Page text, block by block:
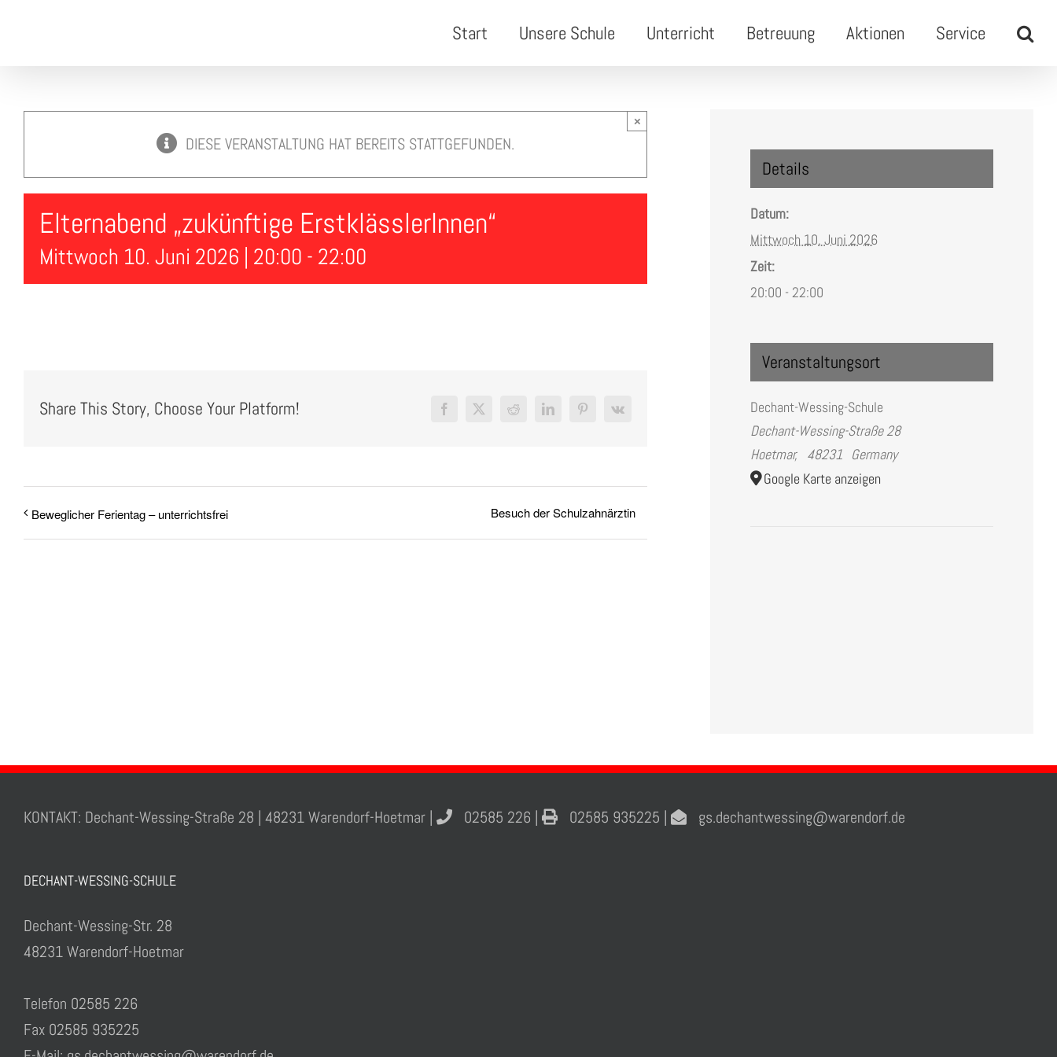
Start Unsere Schule Unterricht Betreuung Aktionen Service
DIESE VERANSTALTUNG HAT BEREITS STATTGEFUNDEN.
×
Elternabend „zukünftige ErstklässlerInnen“
Mittwoch 10. Juni 2026 | 20:00 - 22:00
Share This Story, Choose Your Platform! Facebook
X Reddit LinkedInPinterest
Vk
Beweglicher Ferientag – unterrichtsfrei Besuch der Schulzahnärztin
Details
Datum:
Mittwoch 10. Juni 2026
Zeit:
20:00 - 22:00
Veranstaltungsort
Dechant-Wessing-Schule
Dechant-Wessing-Straße 28
Hoetmar, 48231 Germany
Google Karte anzeigen
KONTAKT: Dechant-Wessing-Straße 28 | 48231 Warendorf-Hoetmar | 02585 226 | 02585 935225 | gs.dechantwessing@warendorf.de
DECHANT-WESSING-SCHULE
Dechant-Wessing-Str. 28
48231 Warendorf-Hoetmar
Telefon 02585 226
Fax 02585 935225